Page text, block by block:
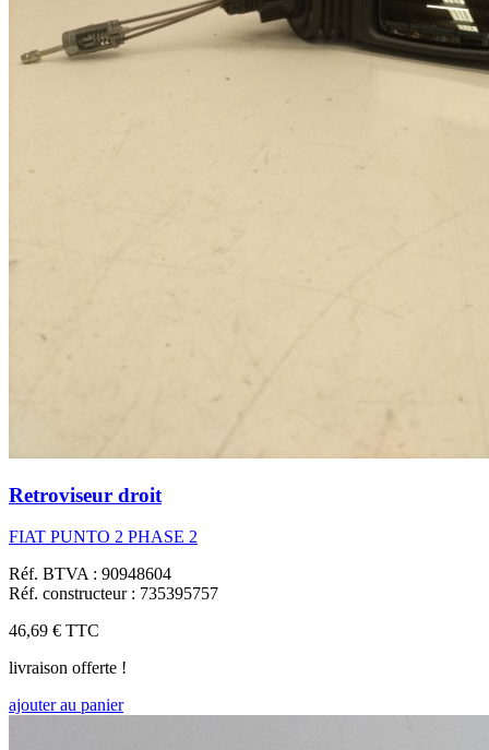
Retroviseur droit
FIAT PUNTO 2 PHASE 2
Réf. BTVA : 90948604
Réf. constructeur : 735395757
46,69 € TTC
livraison offerte !
ajouter au panier